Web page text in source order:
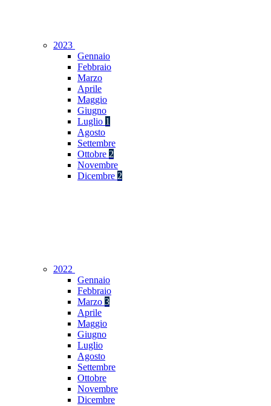
2023
Gennaio
Febbraio
Marzo
Aprile
Maggio
Giugno
Luglio 1
Agosto
Settembre
Ottobre 2
Novembre
Dicembre 2
2022
Gennaio
Febbraio
Marzo 3
Aprile
Maggio
Giugno
Luglio
Agosto
Settembre
Ottobre
Novembre
Dicembre